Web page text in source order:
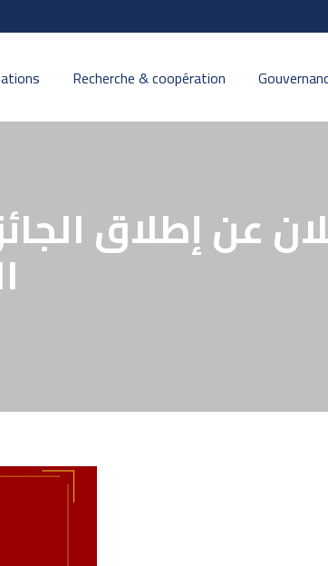
Recherche & coopération
عن إطلاق